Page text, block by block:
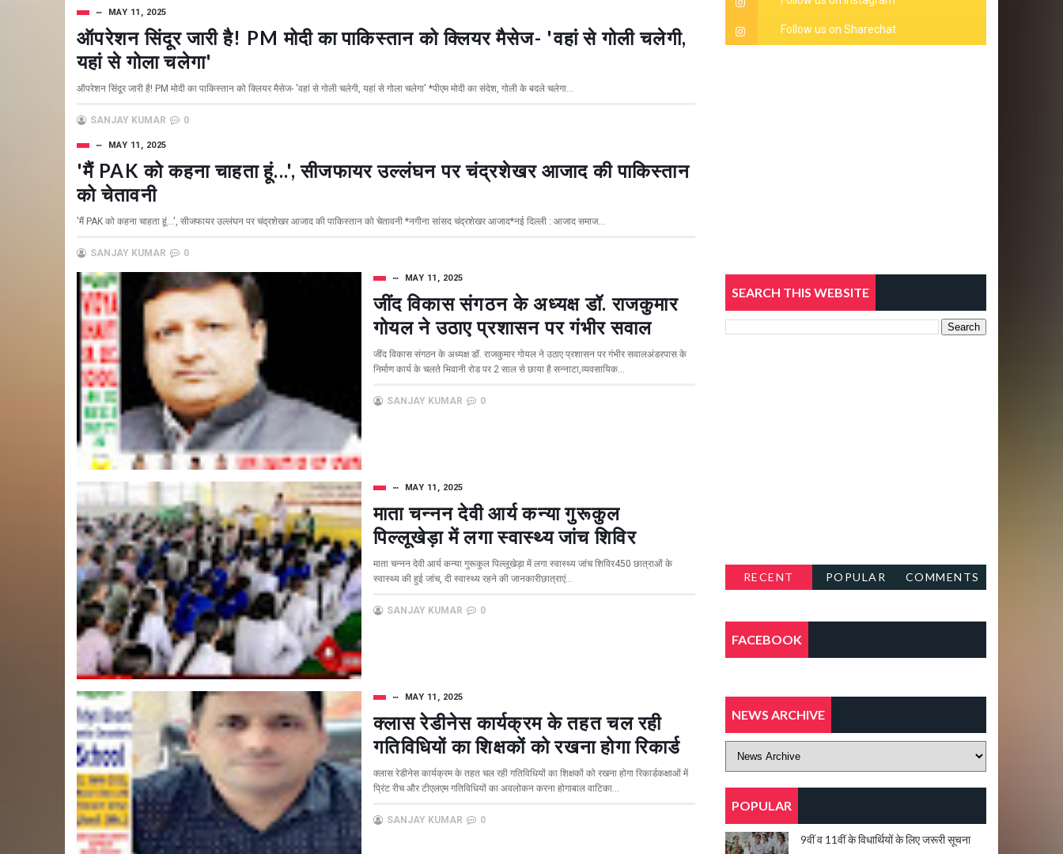
MAY 11, 2025
ऑपरेशन सिंदूर जारी है! PM मोदी का पाकिस्तान को क्लियर मैसेज- 'वहां से गोली चलेगी,
यहां से गोला चलेगा'
ऑपरेशन सिंदूर जारी है! PM मोदी का पाकिस्तान को क्लियर मैसेज- 'वहां से गोली चलेगी, यहां से गोला चलेगा' *पीएम मोदी का संदेश, गोली के बदले चलेगा...
SANJAY KUMAR 0
MAY 11, 2025
'मैं PAK को कहना चाहता हूं...', सीजफायर उल्लंघन पर चंद्रशेखर आजाद की पाकिस्तान
को चेतावनी
'मैं PAK को कहना चाहता हूं...', सीजफायर उल्लंघन पर चंद्रशेखर आजाद की पाकिस्तान को चेतावनी *नगीना सांसद चंद्रशेखर आजाद*नई दिल्ली : आजाद समाज...
SANJAY KUMAR 0
MAY 11, 2025
जींद विकास संगठन के अध्यक्ष डॉ. राजकुमार
गोयल ने उठाए प्रशासन पर गंभीर सवाल
जींद विकास संगठन के अध्यक्ष डॉ. राजकुमार गोयल ने उठाए प्रशासन पर गंभीर सवालअंडरपास के
निर्माण कार्य के चलते भिवानी रोड पर 2 साल से छाया है सन्नाटा,व्यवसायिक...
SANJAY KUMAR 0
MAY 11, 2025
माता चन्नन देवी आर्य कन्या गुरूकुल
पिल्लूखेड़ा में लगा स्वास्थ्य जांच शिविर
माता चन्नन देवी आर्य कन्या गुरूकुल पिल्लूखेड़ा में लगा स्वास्थ्य जांच शिविर450 छात्राओं के
स्वास्थ्य की हुई जांच, दी स्वास्थ्य रहने की जानकारीछात्राएं...
SANJAY KUMAR 0
MAY 11, 2025
क्लास रेडीनेस कार्यक्रम के तहत चल रही
गतिविधियों का शिक्षकों को रखना होगा रिकार्ड
क्लास रेडीनेस कार्यक्रम के तहत चल रही गतिविधियों का शिक्षकों को रखना होगा रिकार्डकक्षाओं में
प्रिंट रीच और टीएलएम गतिविधियों का अवलोकन करना होगाबाल वाटिका...
SANJAY KUMAR 0
SEARCH THIS WEBSITE
RECENT POPULAR COMMENTS
FACEBOOK
NEWS ARCHIVE
POPULAR
9वीं व 11वीं के विधार्थियों के लिए जरूरी सूचना